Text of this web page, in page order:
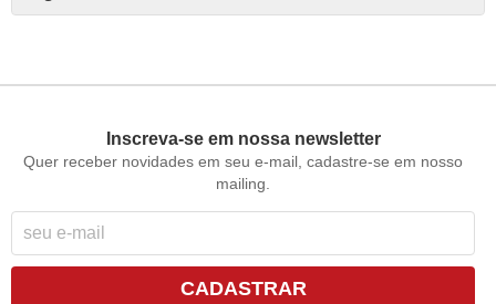
Inscreva-se em nossa newsletter
Quer receber novidades em seu e-mail, cadastre-se em nosso
mailing.
CADASTRAR